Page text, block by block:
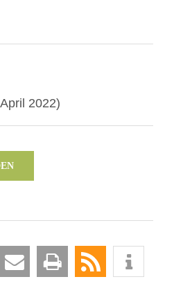
2022)